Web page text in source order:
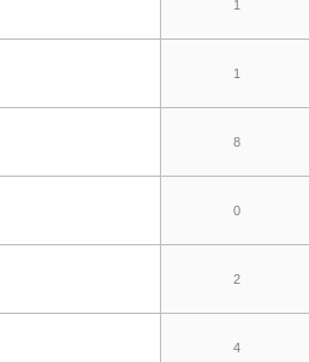
1
1
8
0
2
4